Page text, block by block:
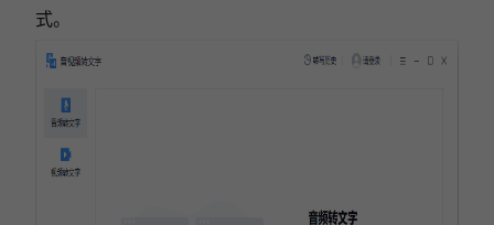
式。